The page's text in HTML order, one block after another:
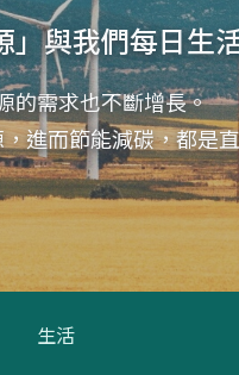
與我們每日生
的需求也不斷增長。
進而節能減碳，都是
生活